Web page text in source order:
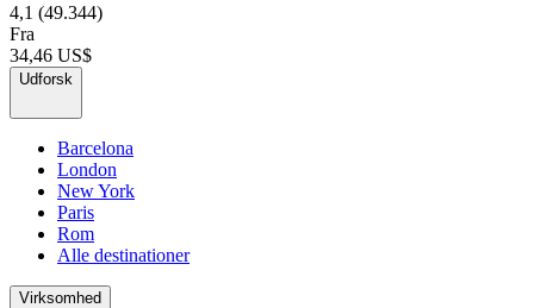
4,1 (49.344)
Fra
34,46 US$
Udforsk
Barcelona
London
New York
Paris
Rom
Alle destinationer
Virksomhed